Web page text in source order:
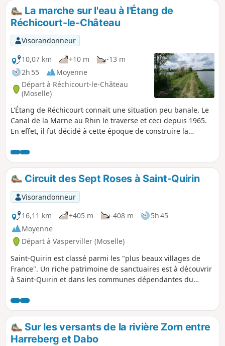
La marche sur l'eau à l'Étang de
Réchicourt-le-Château
Visorandonneur
10,07 km
+10 m
-13 m
2h 55
Moyenne
Départ à Réchicourt-le-Château
(Moselle)
L'Étang de Réchicourt connait une situation peu banale. Le
Canal de la Marne au Rhin le traverse et ceci depuis 1965.
En effet, il fut décidé à cette époque de construire la
écluses présentes sur l'ancien canal. De ce fait, un tronçon
du parcours est un chemin où de part et d'autre se trouve
une partie de l'étang. Un des grands points d'intérêt est
également la Grande Écluse dotée de nombreux
aménagements pour les touristes.
Circuit des Sept Roses à Saint-Quirin
Visorandonneur
16,11 km
+405 m -408 m
5h 45
Moyenne
Départ à Vasperviller (Moselle)
Saint-Quirin est classé parmi les "plus beaux villages de
France". Un riche patrimoine de sanctuaires est à découvrir
à Saint-Quirin et dans les communes dépendantes du
vous passerez aussi par le site gallo-romain de la Croix
Guillaume.
Sur les versants de la rivière Zorn entre
Harreberg et Dabo